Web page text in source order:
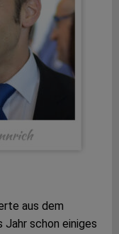
aus dem
schon einiges